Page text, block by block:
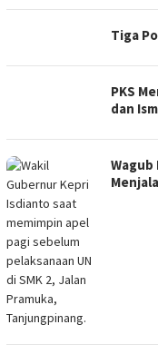
Tiga
PKS
dan
Wagub